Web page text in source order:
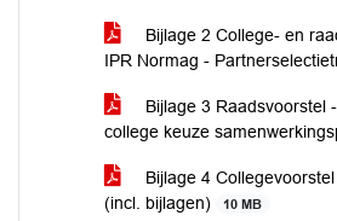
Bijlage 2 College- en
IPR Normag -
Bijlage 3 Raadsvoorstel
college keuze
Bijlage 4
(incl. bijlagen)
10 MB